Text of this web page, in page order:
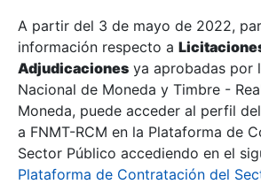
Show/Hide
Show/Hide
A partir del 3 de mayo de 2022,
información respecto a
Adjudicaciones ya aprobadas por
Nacional de Moneda y Timbre -
Moneda, puede acceder al perfil
a FNMT-RCM en la Plataforma de
Sector Público accediendo en el
Plataforma de Contratación del